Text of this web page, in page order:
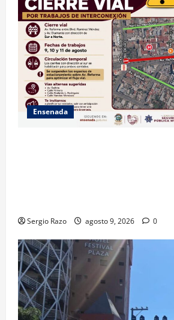
Ensenada
Sergio Razo agosto 9, 2026 0